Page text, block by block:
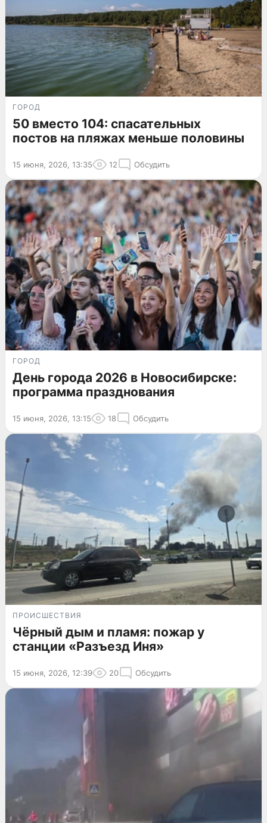
ГОРОД
50 вместо 104: спасательных
постов на пляжах меньше половины
15 июня, 2026, 13:35 12 Обсудить
ГОРОД
День города 2026 в Новосибирске:
программа празднования
15 июня, 2026, 13:15 18 Обсудить
ПРОИСШЕСТВИЯ
Чёрный дым и пламя: пожар у
станции «Разъезд Иня»
15 июня, 2026, 12:39 20 Обсудить